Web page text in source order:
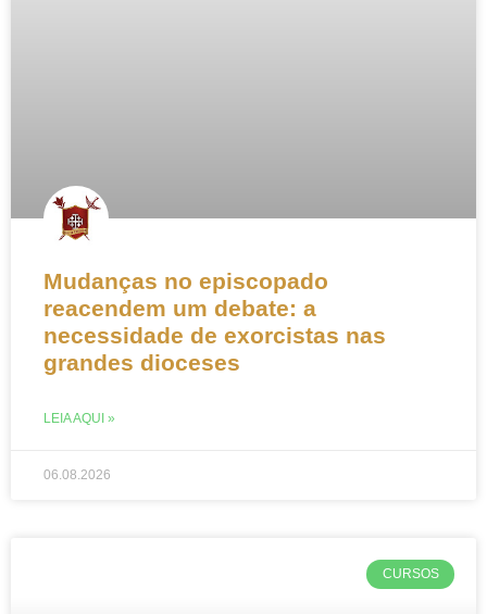
Mudanças no episcopado
reacendem um debate: a
necessidade de exorcistas nas
grandes dioceses
LEIA AQUI »
06.08.2026
CURSOS